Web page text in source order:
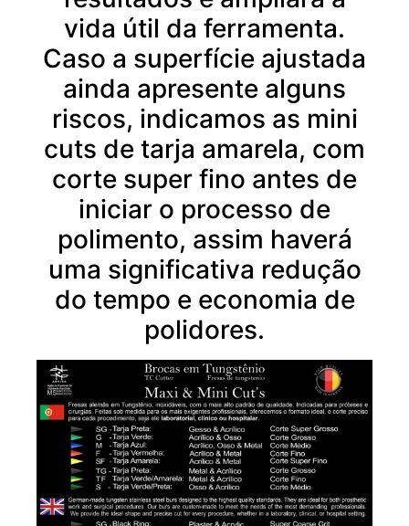
vida útil da ferramenta.
Caso a superfície ajustada
ainda apresente alguns
riscos, indicamos as mini
cuts de tarja amarela, com
corte super fino antes de
iniciar o processo de
polimento, assim haverá
uma significativa redução
do tempo e economia de
polidores.